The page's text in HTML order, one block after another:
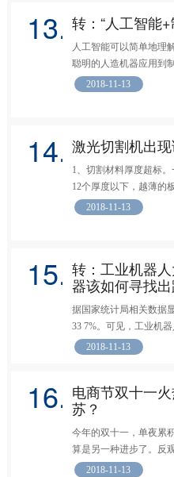
13. 转：“人工智能
人工智能可以简单地理
聪明的人造机器应用到
2018-11-13
14. 激光切割机出
1、切割材料厚度超标
12个厚度以下，越薄的
2018-11-13
15. 转：工业机器
器该如何寻找
据国家统计局相关数据
33 7%。可见，工业机
2018-11-13
16. 电商节双十一
苏？
今年的双十一，单夜累
算是另一种进步了。反
2018-11-13